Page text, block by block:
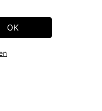
Google Ireland
Ireland Operations
Adjust GmbH, Snap
TikTok Information
OK